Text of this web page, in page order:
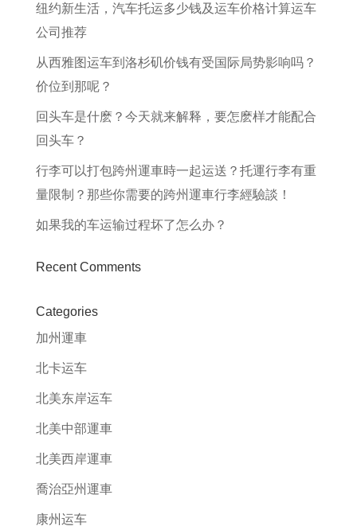
纽约新生活，汽车托运多少钱及运车价格计算运车
公司推荐
从西雅图运车到洛杉矶价钱有受国际局势影响吗？
价位到那呢？
回头车是什麽？今天就来解释，要怎麽样才能配合
回头车？
行李可以打包跨州運車時一起运送？托運行李有重
量限制？那些你需要的跨州運車行李經驗談！
如果我的车运输过程坏了怎么办？
Recent Comments
Categories
加州運車
北卡运车
北美东岸运车
北美中部運車
北美西岸運車
喬治亞州運車
康州运车